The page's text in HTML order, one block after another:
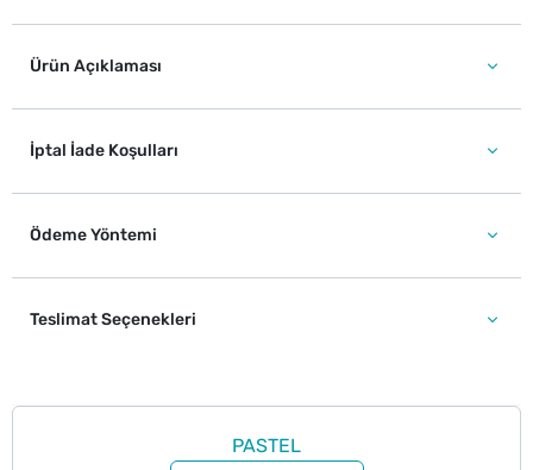
Ürün Açıklaması
İptal İade Koşulları
Ödeme Yöntemi
Teslimat Seçenekleri
PASTEL